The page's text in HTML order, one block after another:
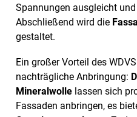
Spannungen ausgleicht
Abschließend wird die
gestaltet.
Ein großer Vorteil des
nachträgliche Anbringung:
Mineralwolle lassen sich
Fassaden anbringen, es